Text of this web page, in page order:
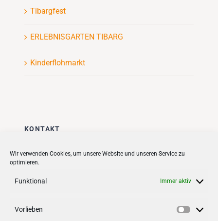
Wir verwenden Cookies, um unsere Website und unseren Service zu
optimieren.
Funktional Immer aktiv
Vorlieben
Tibargfest
ERLEBNISGARTEN TIBARG
Kinderflohmarkt
KONTAKT
Stadt + Handel City- und
Quartiersmanagement